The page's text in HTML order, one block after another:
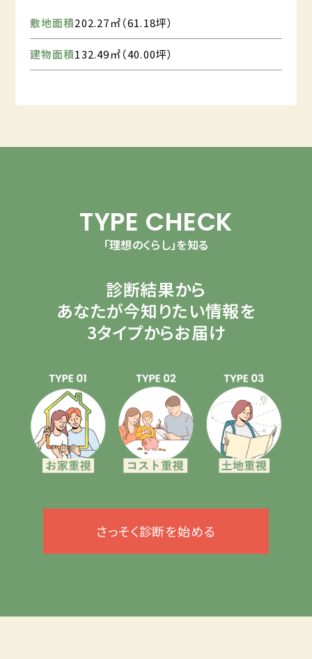
敷地面積202.27㎡（61.18坪）
建物面積132.49㎡（40.00坪）
TYPE CHECK
「理想のくらし」を知る
診断結果から
あなたが今知りたい情報を
3タイプからお届け
さっそく診断を始める